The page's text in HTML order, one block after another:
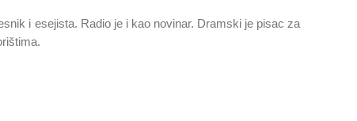
i esejista. Radio je i kao novinar. Dramski je pisac za